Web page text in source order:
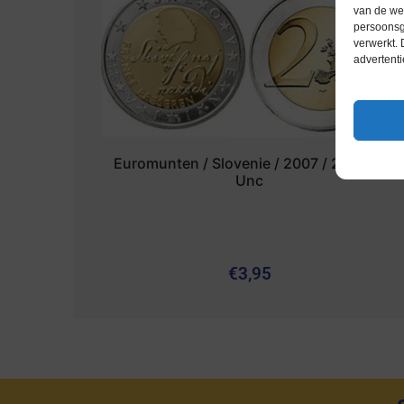
van de
verwerkt.
Euromunten / Slovenie / 2007 / 2 Euro /
Unc
€3,95